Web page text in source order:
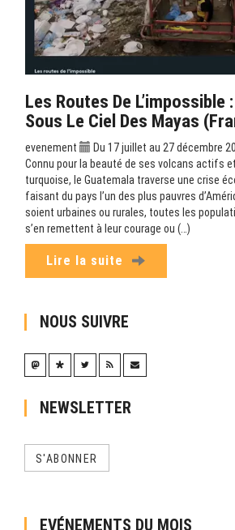
Les Routes De L’impossible
Sous Le Ciel Des Mayas
evenement
Du 17 juillet au 27 décembre
Connu pour la beauté de ses volcans actifs
turquoise, le Guatemala traverse une crise
faisant du pays l’un des plus pauvres
soient urbaines ou rurales, toutes les
s’en remettent à leur courage ou (…)
Lire la suite
NOUS SUIVRE
NEWSLETTER
S'ABONNER
EVÉNEMENTS DU MOIS